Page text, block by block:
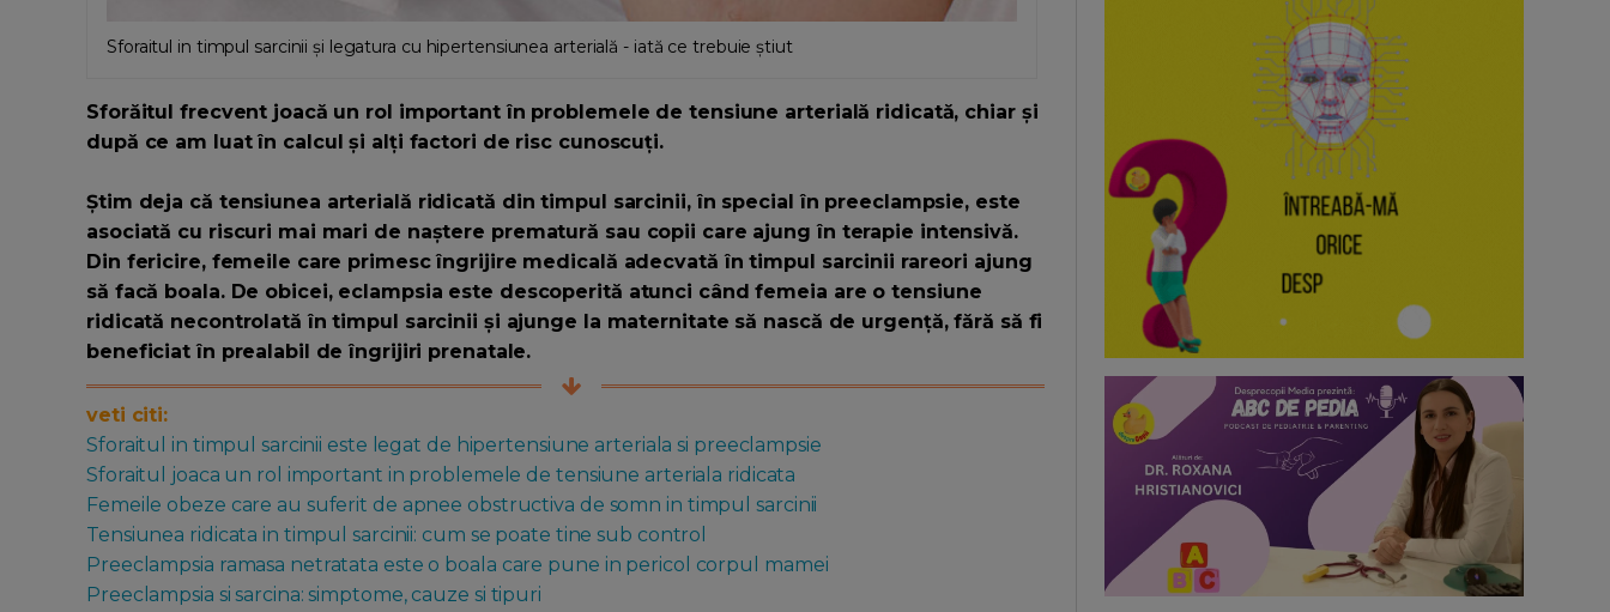
Sforaitul in timpul sarcinii și legatura cu hipertensiunea arterială - iată ce trebuie știut
Sforăitul frecvent joacă un rol important în problemele de tensiune arterială ridicată, chiar și
după ce am luat în calcul și alți factori de risc cunoscuți.
Știm deja că tensiunea arterială ridicată din timpul sarcinii, în special în preeclampsie, este
asociată cu riscuri mai mari de naștere prematură sau copii care ajung în terapie intensivă.
Din fericire, femeile care primesc îngrijire medicală adecvată în timpul sarcinii rareori ajung
să facă boala. De obicei, eclampsia este descoperită atunci când femeia are o tensiune
ridicată necontrolată în timpul sarcinii și ajunge la maternitate să nască de urgență, fără să fi
beneficiat în prealabil de îngrijiri prenatale.
veti citi:
Sforaitul in timpul sarcinii este legat de hipertensiune arteriala si preeclampsie
Sforaitul joaca un rol important in problemele de tensiune arteriala ridicata
Femeile obeze care au suferit de apnee obstructiva de somn in timpul sarcinii
Tensiunea ridicata in timpul sarcinii: cum se poate tine sub control
Preeclampsia ramasa netratata este o boala care pune in pericol corpul mamei
Preeclampsia si sarcina: simptome, cauze si tipuri